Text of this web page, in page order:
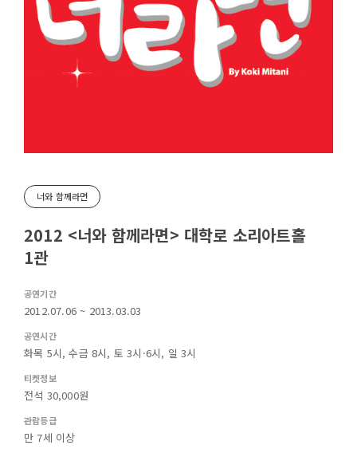
너와 함께라면
2012 <너와 함께라면> 대학로 소리아트홀
1관
공연기간
2012.07.06 ~ 2013.03.03
공연시간
화목 5시, 수금 8시, 토 3시·6시, 일 3시
티켓정보
전석 30,000원
관람등급
만 7세 이상